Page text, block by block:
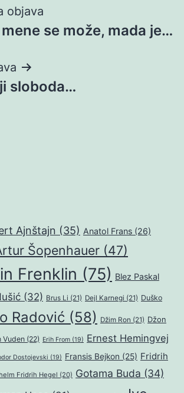
objava
se može, mada je…
sloboda…
Ajnštajn (35) Anatol Frans (26)
Šopenhauer (47)
Frenklin (75) Blez Paskal
(32) Brus Li (21) Dejl Karnegi (21) Duško
Radović (58) Džim Ron (21) Džon
Vuden (22) Erih From (19) Ernest Hemingvej
Dostojevski (19) Fransis Bejkon (25) Fridrih
Fridrih Hegel (20) Gotama Buda (34)